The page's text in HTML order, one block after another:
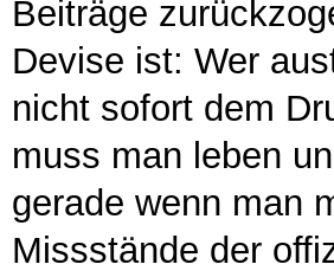
Beiträge
Devise ist: Wer
nicht sofort dem
muss man leben
gerade wenn man
Missstände der